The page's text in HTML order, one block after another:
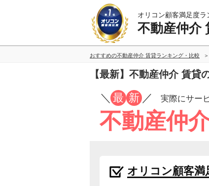
オリコン顧客満足度ラ
不動産仲介
おすすめの不動産仲介 賃貸ランキング・比較
【最新】不動産仲介 賃貸
／ 最 新 ／ 実際にサー
不動産仲
オリコン顧客満